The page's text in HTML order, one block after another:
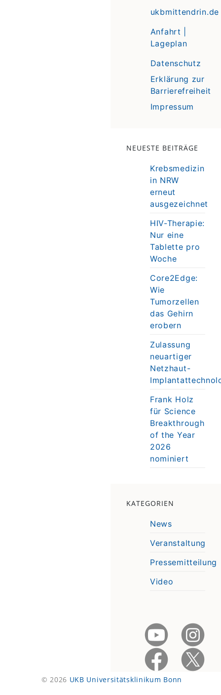
ukbmittendrin.de
Anfahrt |
Lageplan
Datenschutz
Erklärung zur
Barrierefreiheit
Impressum
NEUESTE BEITRÄGE
Krebsmedizin
in NRW
erneut
ausgezeichnet
HIV-Therapie:
Nur eine
Tablette pro
Woche
Core2Edge:
Wie
Tumorzellen
das Gehirn
erobern
Zulassung
neuartiger
Netzhaut-
Frank Holz
für Science
Breakthrough
of the Year
2026
nominiert
KATEGORIEN
News
Veranstaltung
Pressemitteilung
Video
© 2026 UKB Universitätsklinikum Bonn